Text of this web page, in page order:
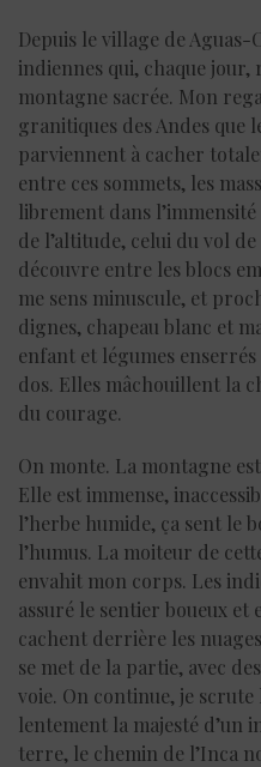
Depuis le village de Aguas-
indiennes qui, chaque
montagne sacrée. Mon
granitiques des Andes que
parviennent à cacher
entre ces sommets, les
librement dans l’immensité
de l’altitude, celui du vol
découvre entre les blocs
me sens minuscule, et
dignes, chapeau blanc et
enfant et légumes
dos. Elles mâchouillent la
du courage.
On monte. La montagne
Elle est immense,
l’herbe humide, ça sent le
l’humus. La moiteur de
envahit mon corps. Les
assuré le sentier boueux et
cachent derrière les
se met de la partie, avec
voie. On continue, je
lentement la majesté d’un
terre, le chemin de l’Inca